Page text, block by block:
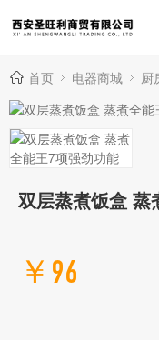
首页 电器商城 厨
双层蒸煮饭盒 蒸
￥96